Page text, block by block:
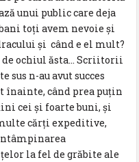
unui public care deja
toți avem nevoie și
și când e el mult?
de ochiul ăsta… Scriitorii
sus n-au avut succes
înainte, când prea puțin
cei și foarte buni, și
cărți expeditive,
la fel de grăbite ale